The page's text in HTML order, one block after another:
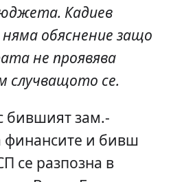
Кадиев
обяснение защо
не проявява
случващото се.
бившият зам.-
финансите и бивш
се разпозна в